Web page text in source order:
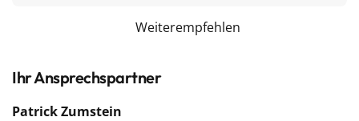
Weiterempfehlen
Ihr Ansprechspartner
Patrick Zumstein